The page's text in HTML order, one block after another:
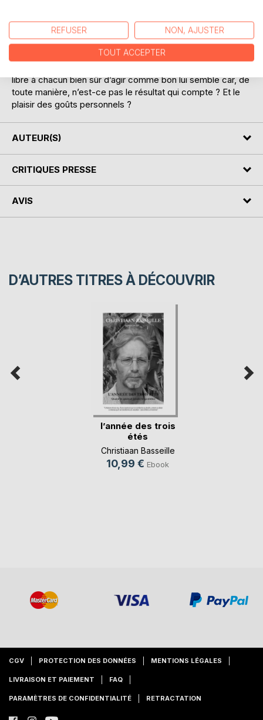
En général, l’artisan "viniculteur" amateur utilise le produit
de son entourage: pomme, poire, cerise sureau, rhubarbe,
etc.… d’autres, par contre, préfèrent fabriquer un vin
libre à chacun bien sûr d’agir comme bon lui semble car, de
toute manière, n’est-ce pas le résultat qui compte ? Et le
plaisir des goûts personnels ?
AUTEUR(S)
CRITIQUES PRESSE
AVIS
D’AUTRES TITRES À DÉCOUVRIR
l’année des trois
étés
Christiaan Basseille
10,99 € Ebook
CGV PROTECTION DES DONNÉES MENTIONS LÉGALES
LIVRAISON ET PAIEMENT FAQ
PARAMÈTRES DE CONFIDENTIALITÉ RETRACTATION
REFUSER NON, AJUSTER
TOUT ACCEPTER